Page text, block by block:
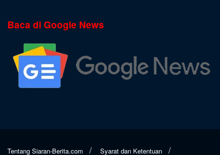
Baca di Google News
Tentang Siaran-Berita.com Syarat dan Ketentuan